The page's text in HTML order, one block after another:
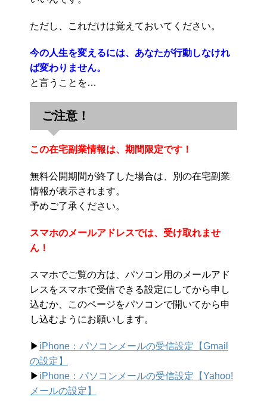
ただし、これだけは覚えておいてください。
今の人生を変えるには、あなたが行動しなけれ
ば変わりません。
と言うことを…
ご注意！
この在宅副業情報は、期間限定です！
無料公開期間が終了した場合は、別の在宅副業
情報が表示されます。
予めご了承ください。
スマホのメールアドレスでは、受け取れませ
ん！
スマホでご覧の方は、パソコン用のメールアド
レスをスマホで受信できる設定にしてから申し
込むか、このページをパソコンで開いてから申
し込むようにお願いします。
▶︎ iPhone：パソコンメールの受信設定【Gmail
の設定】
▶︎ iPhone：パソコンメールの受信設定【Yahoo!
メールの設定】